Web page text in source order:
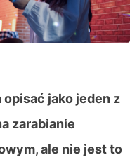
jako jeden z
zarabianie
ale nie jest to